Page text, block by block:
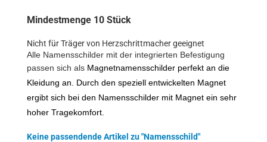
Mindestmenge 10 Stück
Nicht für Träger von Herzschrittmacher geeignet
Alle Namensschilder mit der integrierten Befestigung
passen sich als Magnetnamensschilder perfekt an die
Kleidung an. Durch den speziell entwickelten Magnet
ergibt sich bei den Namensschilder mit Magnet ein sehr
hoher Tragekomfort.
Keine passendende Artikel zu "Namensschild"